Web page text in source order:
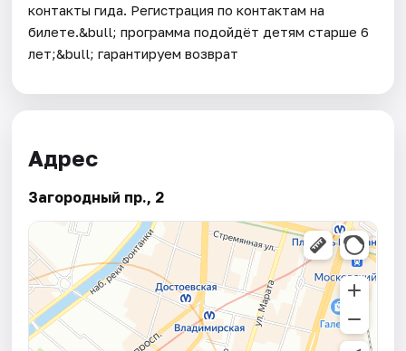
контакты гида. Регистрация по контактам на
билете.&bull; программа подойдёт детям старше 6
лет;&bull; гарантируем возврат
Адрес
Загородный пр., 2